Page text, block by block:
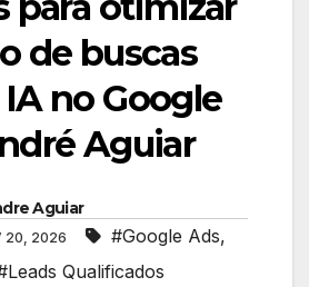
de buscas
no Google
Aguiar
Aguiar
20, 2026 #Google Ads,
Qualificados